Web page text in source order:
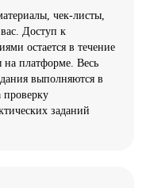
ценно, и
у настоящего
благодарю Вас,
тактичную и
связь!
чек-листы,
Доступ к
остается в течение
на платформе. Весь
выполняются в
проверку
заданий